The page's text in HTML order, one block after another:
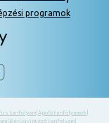
programok
tanfolyam| Ápoló tanfolyamok
| Bérügyintéző tanfolyam|